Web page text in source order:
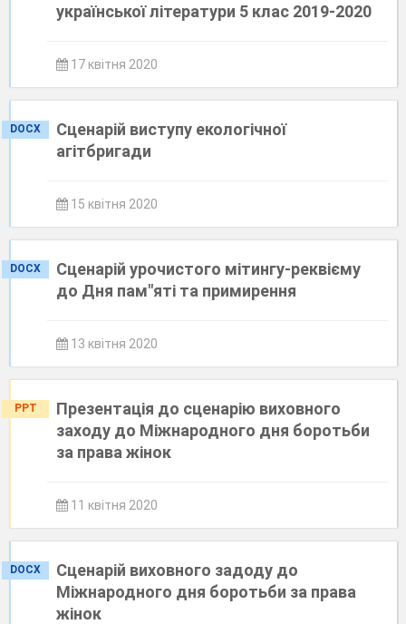
української літератури 5 клас 2019-2020
17 квітня 2020
DOCX
Сценарій виступу екологічної
агітбригади
15 квітня 2020
DOCX
Сценарій урочистого мітингу-реквієму
до Дня пам"яті та примирення
13 квітня 2020
PPT
Презентація до сценарію виховного
заходу до Міжнародного дня боротьби
за права жінок
11 квітня 2020
DOCX
Сценарій виховного задоду до
Міжнародного дня боротьби за права
жінок